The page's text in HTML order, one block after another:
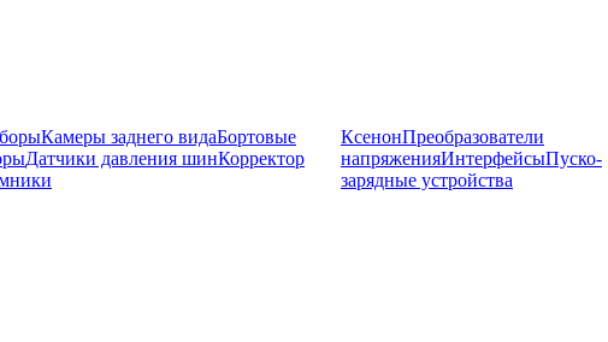
Камеры заднего видаБортовые
Датчики давления шинКорректор
КсенонПреобразователи
напряженияИнтерфейсыПуско-
зарядные устройства